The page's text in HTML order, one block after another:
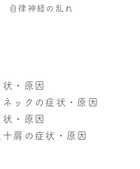
自律神経の乱れ
・原因
ックの症状・原因
・原因
肩の症状・原因